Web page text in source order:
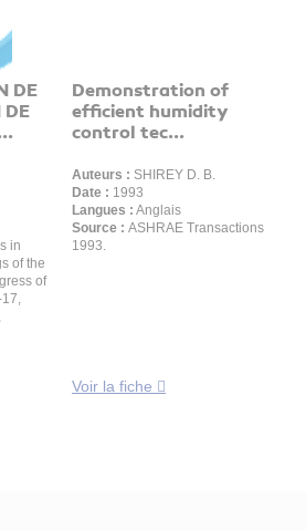
DE
DE
in
of the
of
17,
Demonstration of
efficient humidity
control tec...
Auteurs : SHIREY D. B.
Date : 1993
Langues : Anglais
Source : ASHRAE Transactions
1993.
Voir la fiche